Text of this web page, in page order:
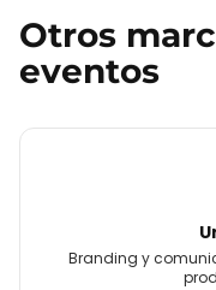
Otros
eventos
Branding y